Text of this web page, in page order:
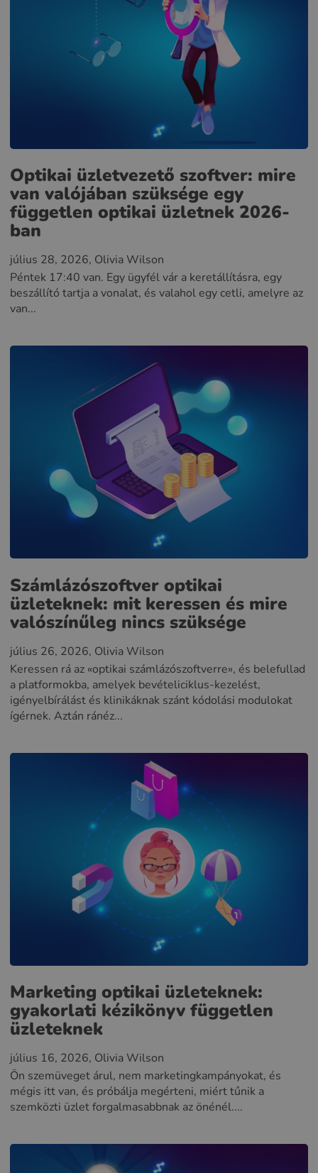
Optikai üzletvezető szoftver: mire
van valójában szüksége egy
független optikai üzletnek 2026-
ban
július 28, 2026, Olivia Wilson
Péntek 17:40 van. Egy ügyfél vár a keretállításra, egy
beszállító tartja a vonalat, és valahol egy cetli, amelyre az
van...
Számlázószoftver optikai
üzleteknek: mit keressen és mire
valószínűleg nincs szüksége
július 26, 2026, Olivia Wilson
Keressen rá az «optikai számlázószoftverre», és belefullad
a platformokba, amelyek bevételiciklus-kezelést,
igényelbírálást és klinikáknak szánt kódolási modulokat
ígérnek. Aztán ránéz...
Marketing optikai üzleteknek:
gyakorlati kézikönyv független
üzleteknek
július 16, 2026, Olivia Wilson
Ön szemüveget árul, nem marketingkampányokat, és
mégis itt van, és próbálja megérteni, miért tűnik a
szemközti üzlet forgalmasabbnak az önénél....